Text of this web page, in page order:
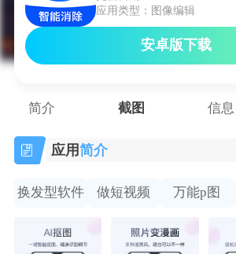
应用类型：图像编辑
安卓版下载
简介 截图 信息
应用简介
换发型软件 做短视频 万能p图